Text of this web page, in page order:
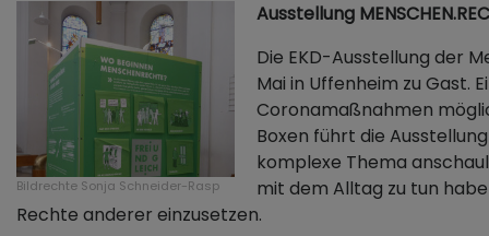
Bildrechte Sonja Schneider-Rasp
Ausstellung
Die EKD-Ausstellung der
Mai in Uffenheim zu Gast.
Coronamaßnahmen
Boxen führt die
komplexe Thema
mit dem Alltag zu tun
Rechte anderer einzusetzen.